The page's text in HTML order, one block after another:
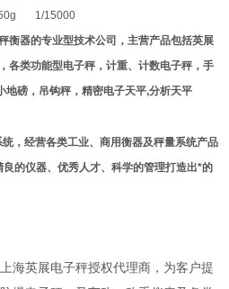
50g 1/15000
衡器的专业型技术公司，主营产品包括英展
各类功能型电子秤，计重、计数电子秤，手
地磅，吊钩秤，精密电子天平,分析天平
，经营各类工业、商用衡器及秤量系统产品
的仪器、优秀人才、科学的管理打造出*的
海英展电子秤授权代理商，为客户提